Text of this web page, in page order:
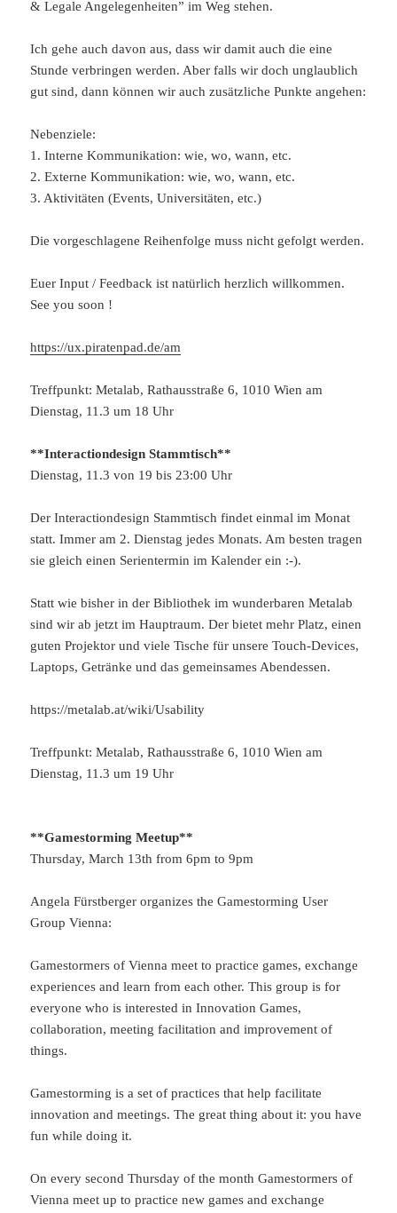
& Legale Angelegenheiten” im Weg stehen.
Ich gehe auch davon aus, dass wir damit auch die eine
Stunde verbringen werden. Aber falls wir doch unglaublich
gut sind, dann können wir auch zusätzliche Punkte angehen:
Nebenziele:
1. Interne Kommunikation: wie, wo, wann, etc.
2. Externe Kommunikation: wie, wo, wann, etc.
3. Aktivitäten (Events, Universitäten, etc.)
Die vorgeschlagene Reihenfolge muss nicht gefolgt werden.
Euer Input / Feedback ist natürlich herzlich willkommen.
See you soon !
https://ux.piratenpad.de/am
Treffpunkt: Metalab, Rathausstraße 6, 1010 Wien am
Dienstag, 11.3 um 18 Uhr
**Interactiondesign Stammtisch**
Dienstag, 11.3 von 19 bis 23:00 Uhr
Der Interactiondesign Stammtisch findet einmal im Monat
statt. Immer am 2. Dienstag jedes Monats. Am besten tragen
sie gleich einen Serientermin im Kalender ein :-).
Statt wie bisher in der Bibliothek im wunderbaren Metalab
sind wir ab jetzt im Hauptraum. Der bietet mehr Platz, einen
guten Projektor und viele Tische für unsere Touch-Devices,
Laptops, Getränke und das gemeinsames Abendessen.
https://metalab.at/wiki/Usability
Treffpunkt: Metalab, Rathausstraße 6, 1010 Wien am
Dienstag, 11.3 um 19 Uhr
**Gamestorming Meetup**
Thursday, March 13th from 6pm to 9pm
Angela Fürstberger organizes the Gamestorming User
Group Vienna:
Gamestormers of Vienna meet to practice games, exchange
experiences and learn from each other. This group is for
everyone who is interested in Innovation Games,
collaboration, meeting facilitation and improvement of
things.
Gamestorming is a set of practices that help facilitate
innovation and meetings. The great thing about it: you have
fun while doing it.
On every second Thursday of the month Gamestormers of
Vienna meet up to practice new games and exchange